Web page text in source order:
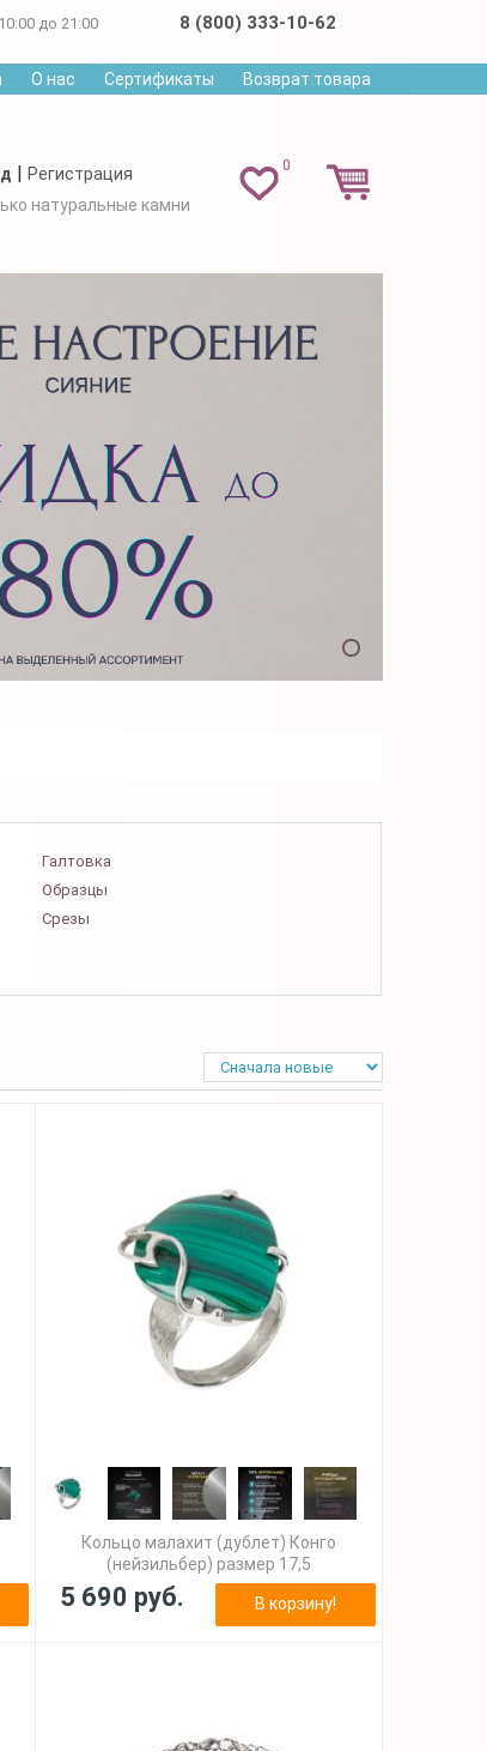
до 21:00 8 (800) 333-10-62
О нас Сертификаты Возврат товара
0
| Регистрация
натуральные камни
Галтовка
Образцы
Срезы
Кольцо малахит (дублет) Конго
(нейзильбер) размер 17,5
5 690 руб. В корзину!